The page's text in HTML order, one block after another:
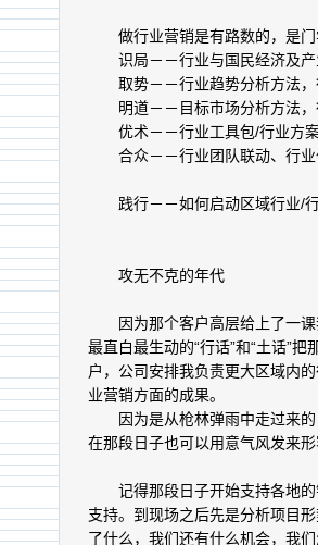
做行业营销是有路数的，是门
识局－－行业与国民经济及产
取势－－行业趋势分析方法，
明道－－目标市场分析方法，
优术－－行业工具包/行业方案
合众－－行业团队联动、行业
践行－－如何启动区域行业/行
攻无不克的年代
因为那个客户高层给上了一课
最直白最生动的“行话”和“土话”
户，公司安排我负责更大区域内
业营销方面的成果。
因为是从枪林弹雨中走过来的
在那段日子也可以用意气风发来
记得那段日子开始支持各地的
支持。到现场之后先是分析项目
了什么，我们还有什么机会，我